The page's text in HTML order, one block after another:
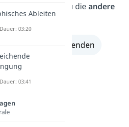
kennst, kannst du dieandere
ableiten.
alle Lösungen einblenden
Ableiten
03:20
03:41